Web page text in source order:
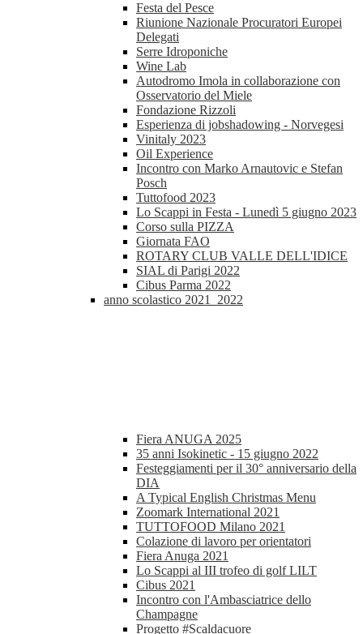
Festa del Pesce
Riunione Nazionale Procuratori Europei
Delegati
Serre Idroponiche
Wine Lab
Autodromo Imola in collaborazione con
Osservatorio del Miele
Fondazione Rizzoli
Esperienza di jobshadowing - Norvegesi
Vinitaly 2023
Oil Experience
Incontro con Marko Arnautovic e Stefan
Posch
Tuttofood 2023
Lo Scappi in Festa - Lunedì 5 giugno 2023
Corso sulla PIZZA
Giornata FAO
ROTARY CLUB VALLE DELL'IDICE
SIAL di Parigi 2022
Cibus Parma 2022
anno scolastico 2021_2022
Fiera ANUGA 2025
35 anni Isokinetic - 15 giugno 2022
Festeggiamenti per il 30° anniversario della
DIA
A Typical English Christmas Menu
Zoomark International 2021
TUTTOFOOD Milano 2021
Colazione di lavoro per orientatori
Fiera Anuga 2021
Lo Scappi al III trofeo di golf LILT
Cibus 2021
Incontro con l'Ambasciatrice dello
Champagne
Progetto #Scaldacuore